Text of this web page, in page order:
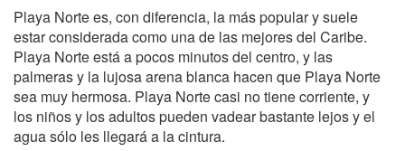
Playa Norte es, con diferencia, la más popular y suele
estar considerada como una de las mejores del Caribe.
Playa Norte está a pocos minutos del centro, y las
palmeras y la lujosa arena blanca hacen que Playa Norte
sea muy hermosa. Playa Norte casi no tiene corriente, y
los niños y los adultos pueden vadear bastante lejos y el
agua sólo les llegará a la cintura.